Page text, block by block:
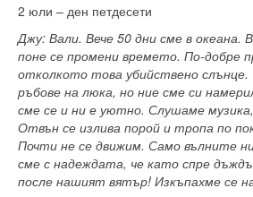
2 юли – ден петдесети
Джу: Вали. Вече 50 дни сме в океана.
поне се промени времето. По-добре
отколкото това убийствено слънце.
ръбове на люка, но ние сме си
сме се и ни е уютно. Слушаме
Отвън се излива порой и тропа по
Почти не се движим. Само вълните
сме с надеждата, че като спре
после нашият вятър! Изкъпахме се